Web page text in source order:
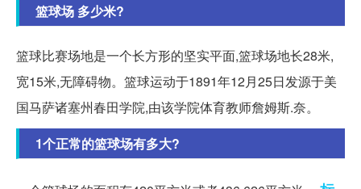
篮球场 多少米?
篮球比赛场地是一个长方形的坚实平面,篮球场地长28米,
宽15米,无障碍物。篮球运动于1891年12月25日发源于美
国马萨诸塞州春田学院,由该学院体育教师詹姆斯.奈。
1个正常的篮球场有多大?